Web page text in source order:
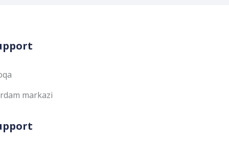
markazi